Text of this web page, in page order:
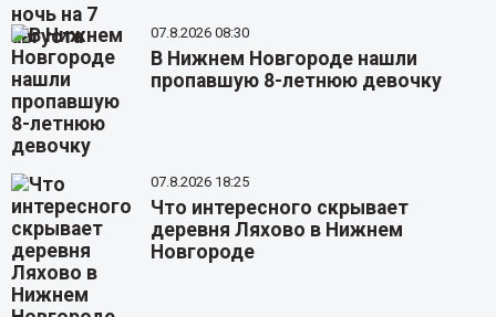
07.8.2026 08:30
В Нижнем Новгороде нашли
пропавшую 8-летнюю девочку
07.8.2026 18:25
Что интересного скрывает
деревня Ляхово в Нижнем
Новгороде